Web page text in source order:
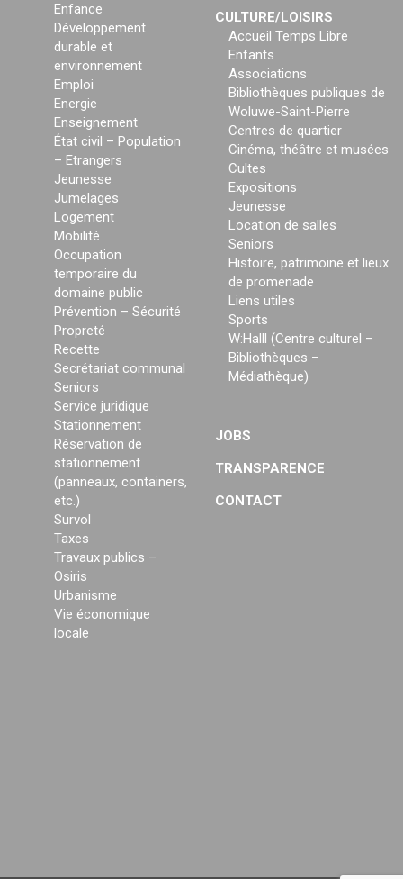
Enfance
Développement
durable et
environnement
Emploi
Energie
Enseignement
État civil – Population
– Etrangers
Jeunesse
Jumelages
Logement
Mobilité
Occupation
temporaire du
domaine public
Prévention – Sécurité
Propreté
Recette
Secrétariat communal
Seniors
Service juridique
Stationnement
Réservation de
stationnement
(panneaux, containers,
etc.)
Survol
Taxes
Travaux publics –
Osiris
Urbanisme
Vie économique
locale
CULTURE/LOISIRS
Accueil Temps Libre
Enfants
Associations
Bibliothèques publiques de
Woluwe-Saint-Pierre
Centres de quartier
Cinéma, théâtre et musées
Cultes
Expositions
Jeunesse
Location de salles
Seniors
Histoire, patrimoine et lieux
de promenade
Liens utiles
Sports
W:Halll (Centre culturel –
Bibliothèques –
Médiathèque)
JOBS
TRANSPARENCE
CONTACT